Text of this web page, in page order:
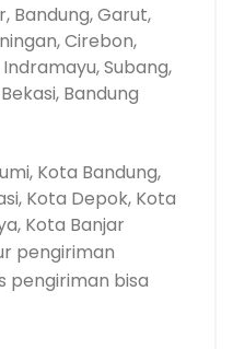
Bandung, Garut,
Cirebon,
Subang,
Bandung
Kota Bandung,
Kota Depok, Kota
Kota Banjar
pengiriman
pengiriman bisa